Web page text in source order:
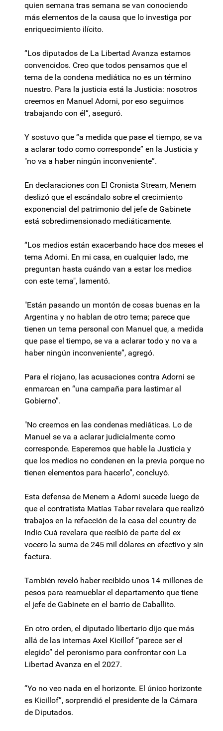
quien semana tras semana se van conociendo
más elementos de la causa que lo investiga por
enriquecimiento ilícito.
“Los diputados de La Libertad Avanza estamos
convencidos. Creo que todos pensamos que el
tema de la condena mediática no es un término
nuestro. Para la justicia está la Justicia: nosotros
creemos en Manuel Adorni, por eso seguimos
trabajando con él“, aseguró.
Y sostuvo que “a medida que pase el tiempo, se va
a aclarar todo como corresponde” en la Justicia y
"no va a haber ningún inconveniente”.
En declaraciones con El Cronista Stream, Menem
deslizó que el escándalo sobre el crecimiento
exponencial del patrimonio del jefe de Gabinete
está sobredimensionado mediáticamente.
“Los medios están exacerbando hace dos meses el
tema Adorni. En mi casa, en cualquier lado, me
preguntan hasta cuándo van a estar los medios
con este tema", lamentó.
"Están pasando un montón de cosas buenas en la
Argentina y no hablan de otro tema; parece que
tienen un tema personal con Manuel que, a medida
que pase el tiempo, se va a aclarar todo y no va a
haber ningún inconveniente”, agregó.
Para el riojano, las acusaciones contra Adorni se
enmarcan en “una campaña para lastimar al
Gobierno”.
"No creemos en las condenas mediáticas. Lo de
Manuel se va a aclarar judicialmente como
corresponde. Esperemos que hable la Justicia y
que los medios no condenen en la previa porque no
tienen elementos para hacerlo”, concluyó.
Esta defensa de Menem a Adorni sucede luego de
que el contratista Matías Tabar revelara que realizó
trabajos en la refacción de la casa del country de
Indio Cuá revelara que recibió de parte del ex
vocero la suma de 245 mil dólares en efectivo y sin
factura.
También reveló haber recibido unos 14 millones de
pesos para reamueblar el departamento que tiene
el jefe de Gabinete en el barrio de Caballito.
En otro orden, el diputado libertario dijo que más
allá de las internas Axel Kicillof “parece ser el
elegido” del peronismo para confrontar con La
Libertad Avanza en el 2027.
“Yo no veo nada en el horizonte. El único horizonte
es Kicillof”, sorprendió el presidente de la Cámara
de Diputados.